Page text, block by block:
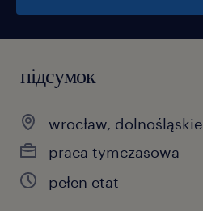
підсумок
wrocław, dolnośląskie
praca tymczasowa
pełen etat